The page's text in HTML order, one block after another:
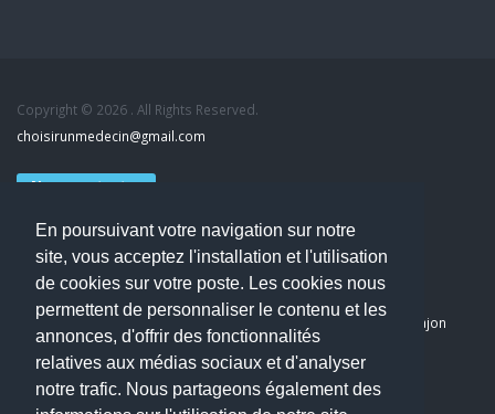
En poursuivant votre navigation sur notre
site, vous acceptez l'installation et l'utilisation
de cookies sur votre poste. Les cookies nous
permettent de personnaliser le contenu et les
annonces, d'offrir des fonctionnalités
relatives aux médias sociaux et d'analyser
notre trafic. Nous partageons également des
Copyright © 2026 . All Rights Reserved.
choisirunmedecin@gmail.com
Nous contacter
Dernier avis : PASCAL DELCAMPE, Chirurgien maxillo-faciale à Arpajon
Mentions légales